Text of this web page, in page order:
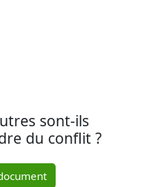
sont-ils
du conflit ?